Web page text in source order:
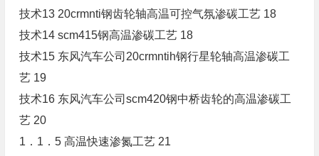
技术13 20crmnti钢齿轮轴高温可控气氛渗碳工艺 18
技术14 scm415钢高温渗碳工艺 18
技术15 东风汽车公司20crmntih钢行星轮轴高温渗碳工
艺 19
技术16 东风汽车公司scm420钢中桥齿轮的高温渗碳工
艺 20
1．1．5 高温快速渗氮工艺 21